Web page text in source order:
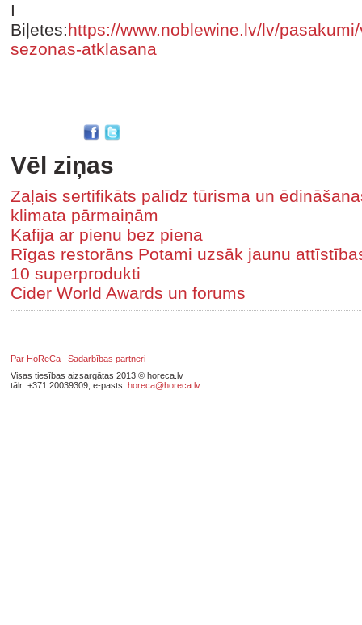
I
Biļetes:https://www.noblewine.lv/lv/
sezonas-atklasana
Vēl ziņas
Zaļais sertifikāts palīdz tūrisma un
klimata pārmaiņām
Kafija ar pienu bez piena
Rīgas restorāns Potami uzsāk jaunu
10 superprodukti
Cider World Awards un forums
Par HoReCa
Sadarbības partneri
Visas tiesības aizsargātas 2013 © horeca.lv
tālr: +371 20039309; e-pasts: horeca@horeca.lv